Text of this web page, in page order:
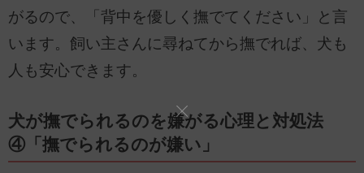
がるので、「背中を優しく撫でてください」と言
います。飼い主さんに尋ねてから撫でれば、犬も
人も安心できます。
犬が撫でられるのを嫌がる心理と対処法
④「撫でられるのが嫌い」